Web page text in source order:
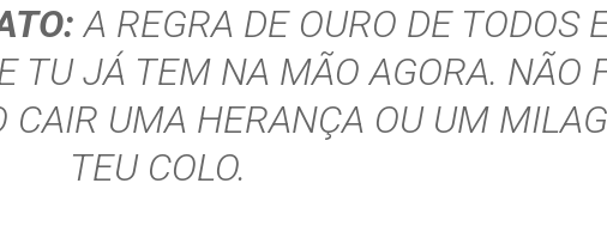
A REGRA DE OURO DE TODOS
TU JÁ TEM NA MÃO AGORA. NÃO
CAIR UMA HERANÇA OU UM
TEU COLO.